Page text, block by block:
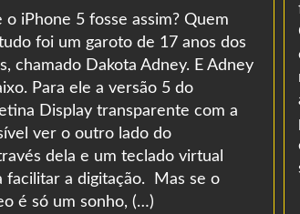
o iPhone 5 fosse assim? Quem
foi um garoto de 17 anos dos
chamado Dakota Adney. E Adney
Para ele a versão 5 do
Display transparente com a
ver o outro lado do
dela e um teclado virtual
facilitar a digitação. Mas se o
é só um sonho, (…)